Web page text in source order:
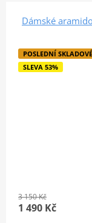
Dámské
POSLEDNÍ
SLEVA 53%
3 150 Kč
1 490 Kč